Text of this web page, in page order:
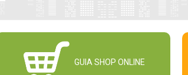
GUIA SHOP ONLINE